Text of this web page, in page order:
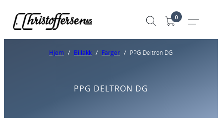
0
Hjem / Billakk / Farger / PPG Deltron DG
PPG DELTRON DG